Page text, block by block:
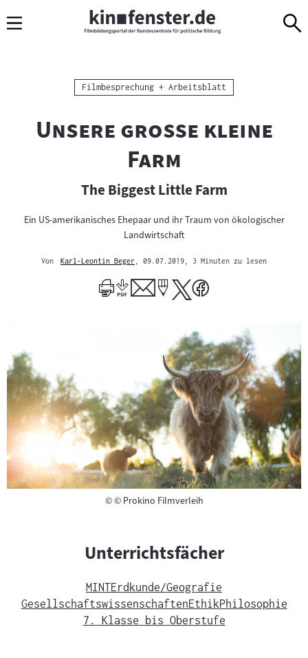
Navigation
zum
zur
Kategorie:
Filmbesprechung + Arbeitsblatt
"
Unsere große kleine
Farm
The Biggest Little Farm
Ein US-amerikanisches Ehepaar und ihr Traum von ökologischer
Landwirtschaft
Von
Karl-Leontin Beger
zum
Author
, 09.07.2019 , 3 Minuten zu lesen
©Copyright
© Prokino Filmverleih
Unterrichtsfächer
MINTErdkunde/Geografie
GesellschaftswissenschaftenEthikPhilosophie
7. Klasse bis Oberstufe